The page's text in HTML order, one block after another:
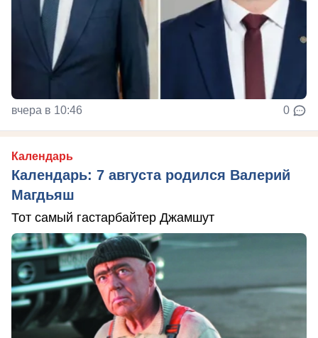
вчера в 10:46 0
Календарь
Календарь: 7 августа родился Валерий
Магдьяш
Тот самый гастарбайтер Джамшут